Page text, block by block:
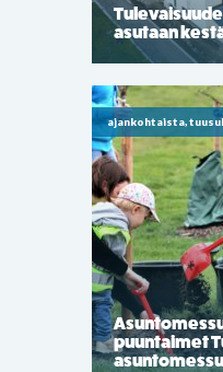
asutaan
ajankohtaista,
puuntaimet